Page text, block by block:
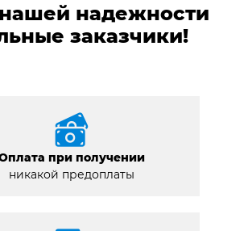
надежности
заказчики!
при получении
никакой предоплаты